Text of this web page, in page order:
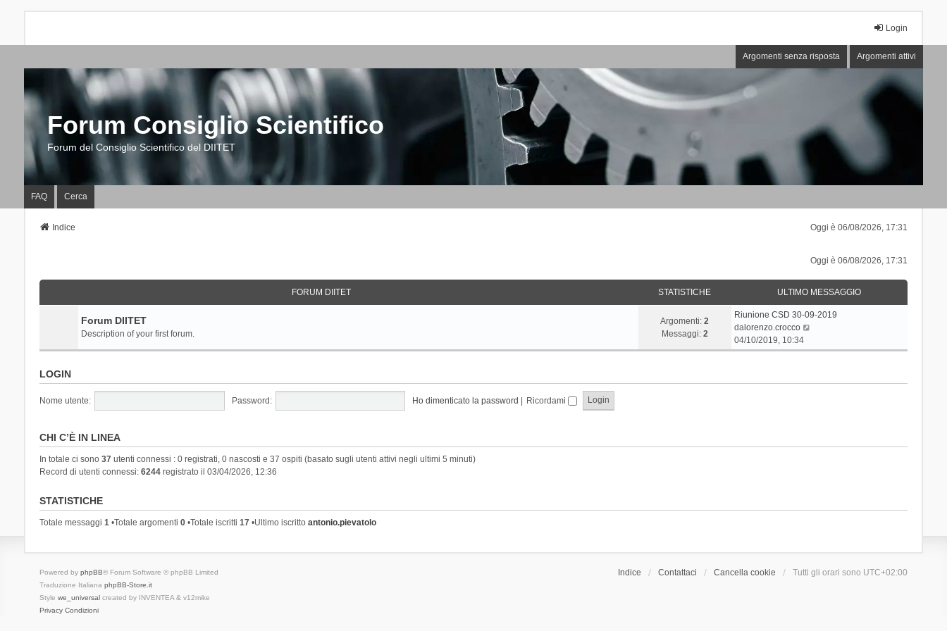
Login
Argomenti senza risposta Argomenti attivi
Forum Consiglio Scientifico
Forum del Consiglio Scientifico del DIITET
FAQ Cerca
Oggi è 06/08/2026, 17:31
Indice
Oggi è 06/08/2026, 17:31
FORUM DIITET STATISTICHE ULTIMO MESSAGGIO
Forum DIITET
Description of your first forum.
Argomenti:2
Messaggi: 2
Riunione CSD 30-09-2019
dalorenzo.crocco
d
o
04/10/2019, 10:34
LOGIN
Nome utente: Password: Ho dimenticato la password | Ricordami
CHI C’È IN LINEA
In totale ci sono 37utenti connessi : 0 registrati, 0 nascosti e 37 ospiti (basato sugli utenti attivi negli ultimi 5 minuti)
Record di utenti connessi: 6244registrato il 03/04/2026, 12:36
STATISTICHE
Totale messaggi 1•Totale argomenti 0•Totale iscritti 17•Ultimo iscritto antonio.pievatolo
Indice Contattaci Cancella cookie Tutti gli orari sono UTC+02:00
Powered by phpBB® Forum Software © phpBB Limited
Traduzione Italiana phpBB-Store.it
Style we_universalcreated by INVENTEA & v12mike
Privacy Condizioni